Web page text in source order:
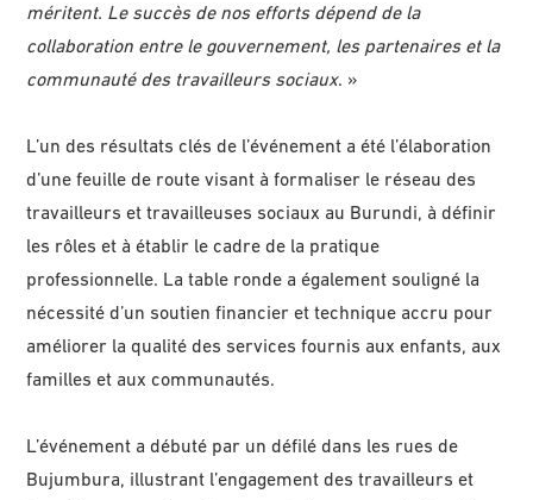
méritent. Le succès de nos efforts dépend de la
collaboration entre le gouvernement, les partenaires et la
communauté des travailleurs sociaux. »
L’un des résultats clés de l’événement a été l’élaboration
d’une feuille de route visant à formaliser le réseau des
travailleurs et travailleuses sociaux au Burundi, à définir
les rôles et à établir le cadre de la pratique
professionnelle. La table ronde a également souligné la
nécessité d’un soutien financier et technique accru pour
améliorer la qualité des services fournis aux enfants, aux
familles et aux communautés.
L’événement a débuté par un défilé dans les rues de
Bujumbura, illustrant l’engagement des travailleurs et